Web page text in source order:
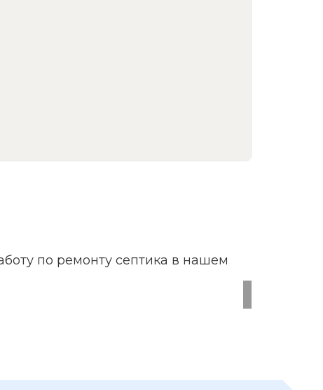
по ремонту септика в нашем